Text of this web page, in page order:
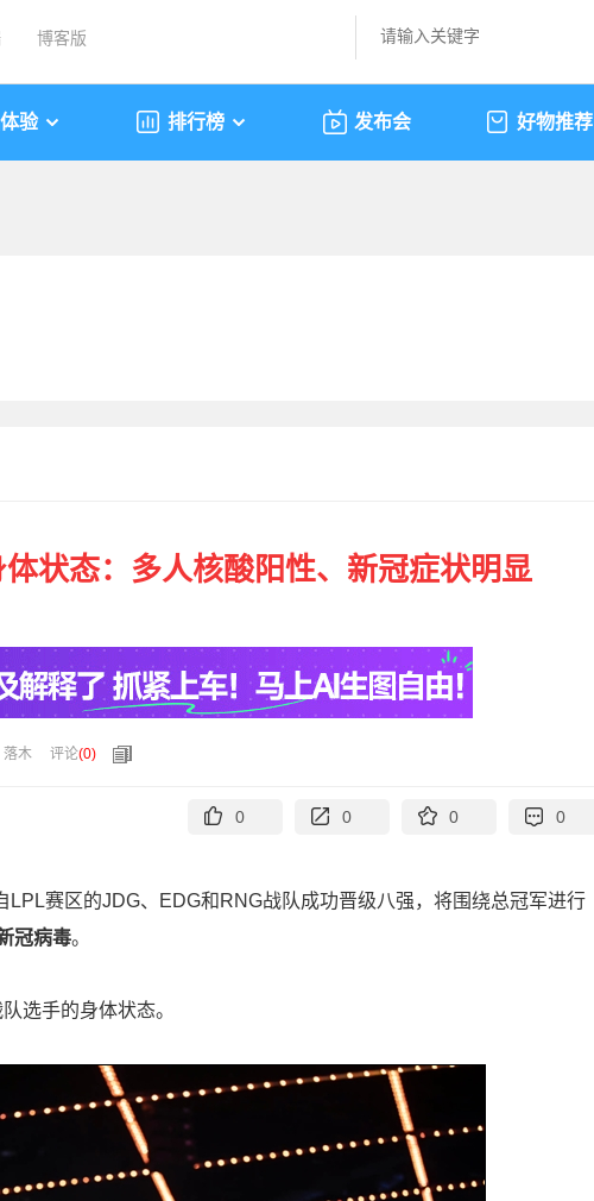
博客版
验 排行榜 发布会 好物推荐
状态：多人核酸阳性、新冠症状明显
落木 评论(0)
0 0 0 0
LPL赛区的JDG、EDG和RNG战队成功晋级八强，将围绕总冠军进行
冠病毒。
选手的身体状态。